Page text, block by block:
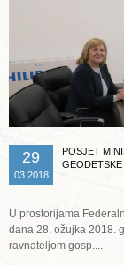
29
03.2018
POSJET
U prostorijama
dana 28. ožujka 2018.
ravnateljom gosp....